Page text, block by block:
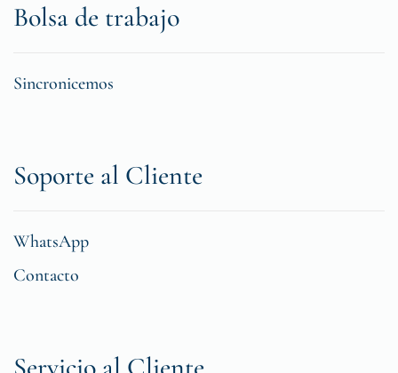
Bolsa de trabajo
Sincronicemos
Soporte al Cliente
WhatsApp
Contacto